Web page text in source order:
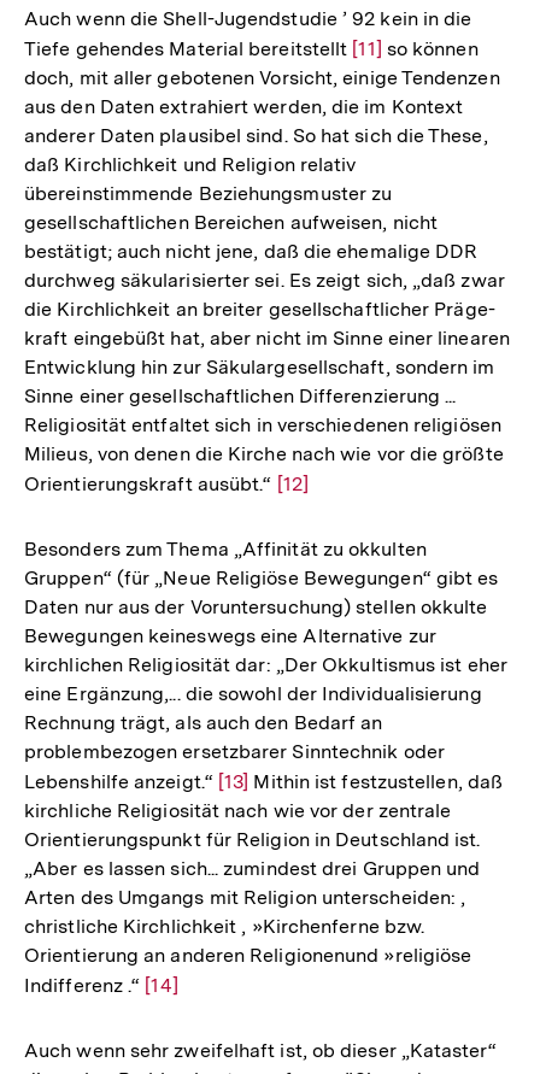
der
Fußnote
Auch wenn die Shell-Jugendstudie ’ 92 kein in die
Tiefe gehendes Material bereitstellt Zur
Auflösung
der
Fußnote
[11] so können
doch, mit aller gebotenen Vorsicht, einige Tendenzen
aus den Daten extrahiert werden, die im Kontext
anderer Daten plausibel sind. So hat sich die These,
daß Kirchlichkeit und Religion relativ
übereinstimmende Beziehungsmuster zu
gesellschaftlichen Bereichen aufweisen, nicht
bestätigt; auch nicht jene, daß die ehemalige DDR
durchweg säkularisierter sei. Es zeigt sich, „daß zwar
die Kirchlichkeit an breiter gesellschaftlicher Präge-
kraft eingebüßt hat, aber nicht im Sinne einer linearen
Entwicklung hin zur Säkulargesellschaft, sondern im
Sinne einer gesellschaftlichen Differenzierung ...
Religiosität entfaltet sich in verschiedenen religiösen
Milieus, von denen die Kirche nach wie vor die größte
Orientierungskraft ausübt.“ Zur
der
Fußnote
[12]
Besonders zum Thema „Affinität zu okkulten
Gruppen“ (für „Neue Religiöse Bewegungen“ gibt es
Daten nur aus der Voruntersuchung) stellen okkulte
Bewegungen keineswegs eine Alternative zur
kirchlichen Religiosität dar: „Der Okkultismus ist eher
eine Ergänzung,... die sowohl der Individualisierung
Rechnung trägt, als auch den Bedarf an
problembezogen ersetzbarer Sinntechnik oder
Lebenshilfe anzeigt.“ Zur
Auflösung
der
Fußnote
[13] Mithin ist festzustellen, daß
kirchliche Religiosität nach wie vor der zentrale
Orientierungspunkt für Religion in Deutschland ist.
„Aber es lassen sich... zumindest drei Gruppen und
Arten des Umgangs mit Religion unterscheiden: ,
christliche Kirchlichkeit , »Kirchenferne bzw.
Orientierung an anderen Religionenund »religiöse
Indifferenz .“ Zur
der
[14]
Auch wenn sehr zweifelhaft ist, ob dieser „Kataster“